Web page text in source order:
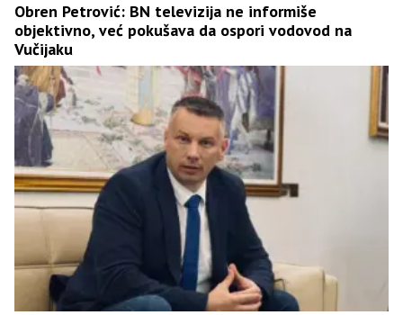
Obren Petrović: BN televizija ne informiše
objektivno, već pokušava da ospori vodovod na
Vučijaku